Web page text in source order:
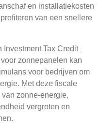
en installatiekosten
van een snellere
Investment Tax Credit
zonnepanelen kan
voor bedrijven om
Met deze fiscale
zonne-energie,
vergroten en